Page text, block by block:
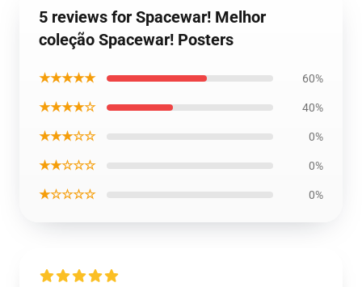
5 reviews for Spacewar! Melhor
coleção Spacewar! Posters
★★★★★ 60%
★★★★☆ 40%
★★★☆☆ 0%
★★☆☆☆ 0%
★☆☆☆☆ 0%